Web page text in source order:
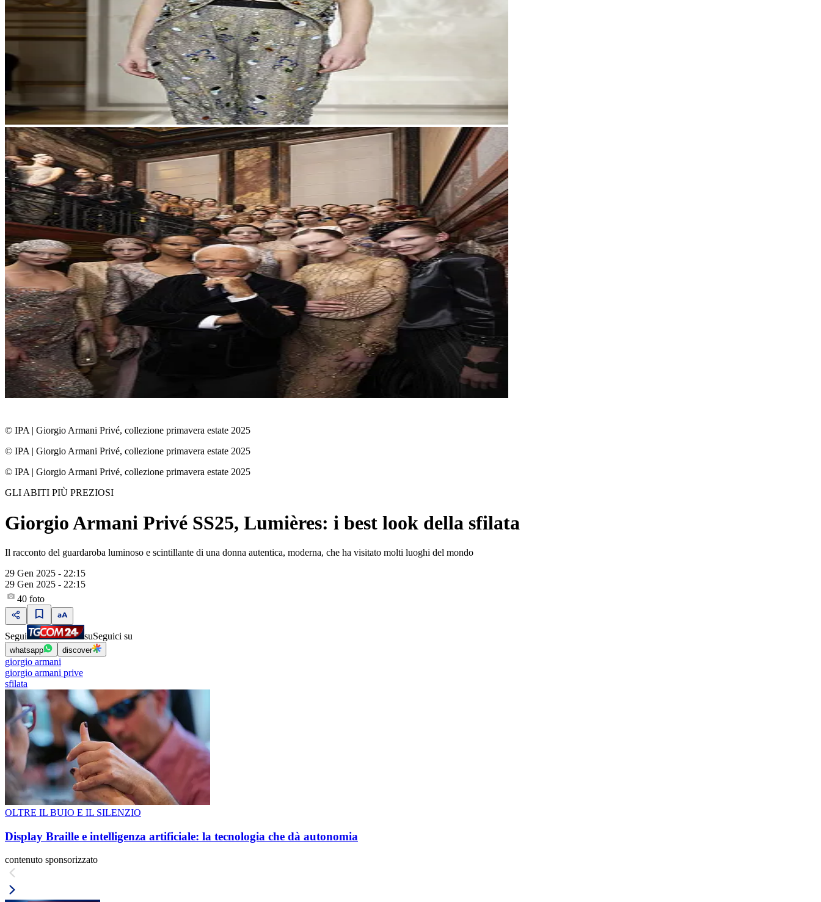
© IPA | Giorgio Armani Privé, collezione primavera estate 2025
© IPA | Giorgio Armani Privé, collezione primavera estate 2025
© IPA | Giorgio Armani Privé, collezione primavera estate 2025
GLI ABITI PIÙ PREZIOSI
Giorgio Armani Privé SS25, Lumières: i best look della sfilata
Il racconto del guardaroba luminoso e scintillante di una donna autentica, moderna, che ha visitato molti luoghi del mondo
29 Gen 2025 - 22:15
29 Gen 2025 - 22:15
40 foto
Segui suSeguici su
whatsapp discover
giorgio armani
giorgio armani prive
sfilata
OLTRE IL BUIO E IL SILENZIO
Display Braille e intelligenza artificiale: la tecnologia che dà autonomia
contenuto sponsorizzato